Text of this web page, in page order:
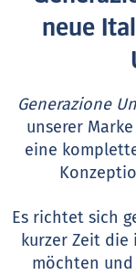
neue
Generazione
unserer Marke
eine
Es richtet sich
kurzer Zeit
möchten